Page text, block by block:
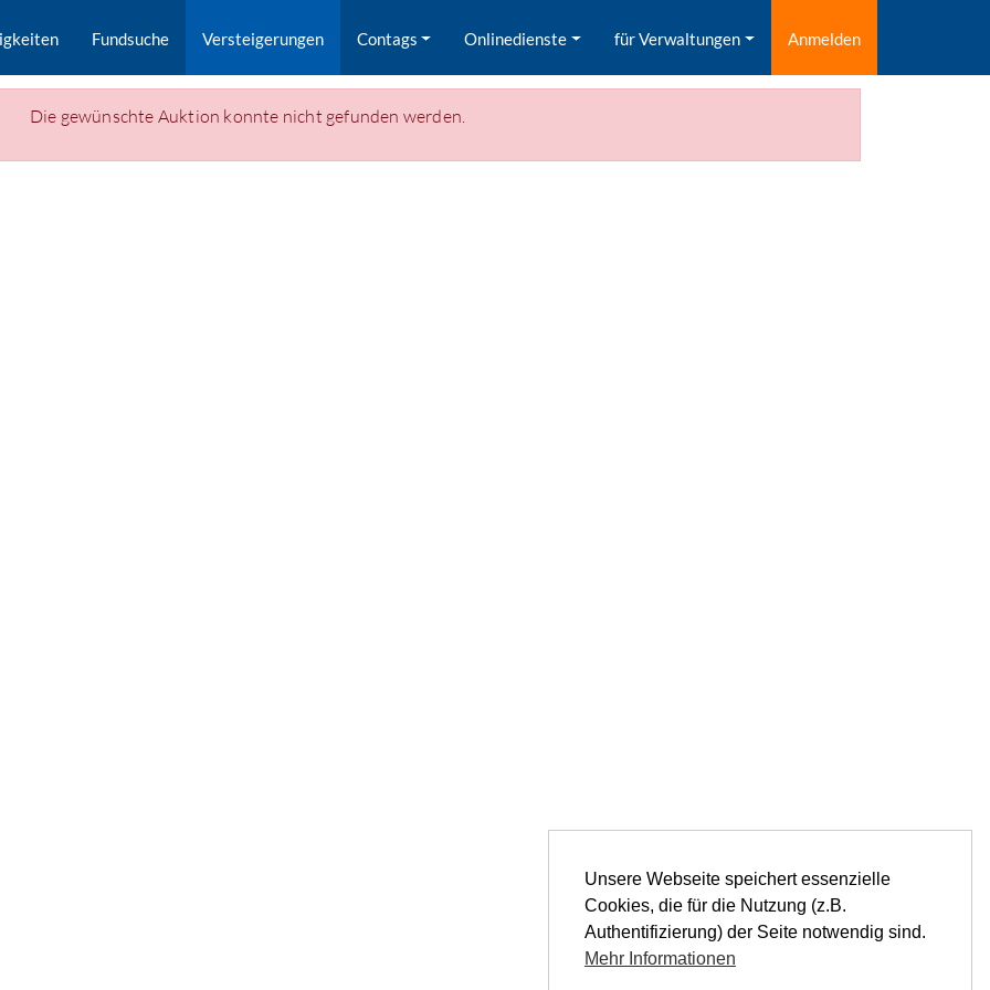
Unsere Webseite speichert essenzielle
Cookies, die für die Nutzung (z.B.
Authentifizierung) der Seite notwendig sind.
Mehr Informationen
Fundsuche Versteigerungen Contags Onlinedienste für Verwaltungen Anmelden
Die gewünschte Auktion konnte nicht gefunden werden.